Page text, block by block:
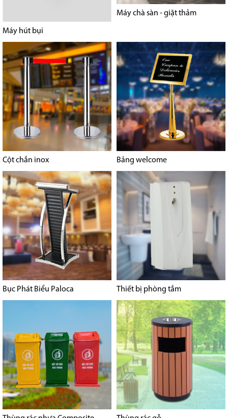
Máy hút bụi
Máy chà sàn - giặt thảm
Cột chắn inox Bảng welcome
Bục Phát Biểu Paloca Thiết bị phòng tắm